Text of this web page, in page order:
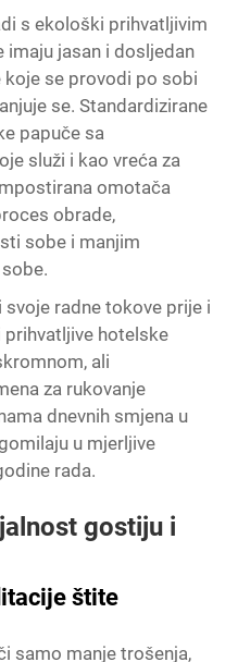
s ekološki prihvatljivim
jasan i dosljedan
se provodi po sobi
se. Standardizirane
papuče sa
služi i kao vreća za
omotača
obrade,
sobe i manjim
radne tokove prije i
prihvatljive hotelske
ali
za rukovanje
dnevnih smjena u
u mjerljive
rada.
gostiju i
štite
samo manje trošenja,